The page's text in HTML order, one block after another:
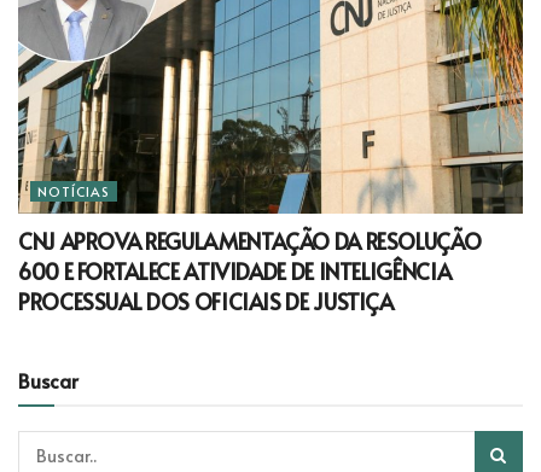
NOTÍCIAS
CNJ APROVA REGULAMENTAÇÃO DA RESOLUÇÃO
600 E FORTALECE ATIVIDADE DE INTELIGÊNCIA
PROCESSUAL DOS OFICIAIS DE JUSTIÇA
Buscar